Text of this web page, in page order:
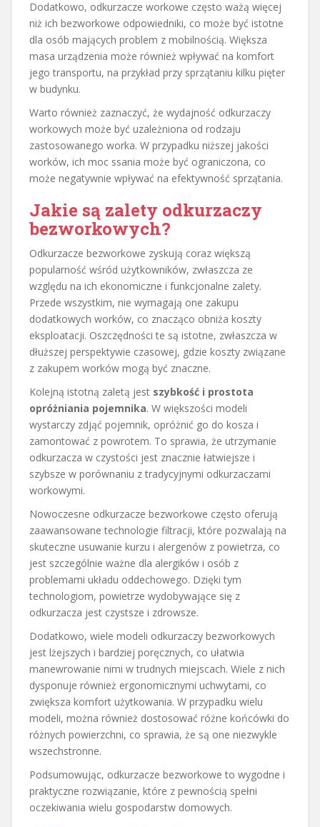
Dodatkowo, odkurzacze workowe często ważą więcej
niż ich bezworkowe odpowiedniki, co może być istotne
dla osób mających problem z mobilnością. Większa
masa urządzenia może również wpływać na komfort
jego transportu, na przykład przy sprzątaniu kilku pięter
w budynku.
Warto również zaznaczyć, że wydajność odkurzaczy
workowych może być uzależniona od rodzaju
zastosowanego worka. W przypadku niższej jakości
worków, ich moc ssania może być ograniczona, co
może negatywnie wpływać na efektywność sprzątania.
Jakie są zalety odkurzaczy
bezworkowych?
Odkurzacze bezworkowe zyskują coraz większą
popularność wśród użytkowników, zwłaszcza ze
względu na ich ekonomiczne i funkcjonalne zalety.
Przede wszystkim, nie wymagają one zakupu
dodatkowych worków, co znacząco obniża koszty
eksploatacji. Oszczędności te są istotne, zwłaszcza w
dłuższej perspektywie czasowej, gdzie koszty związane
z zakupem worków mogą być znaczne.
Kolejną istotną zaletą jest szybkość i prostota
opróżniania pojemnika. W większości modeli
wystarczy zdjąć pojemnik, opróżnić go do kosza i
zamontować z powrotem. To sprawia, że utrzymanie
odkurzacza w czystości jest znacznie łatwiejsze i
szybsze w porównaniu z tradycyjnymi odkurzaczami
workowymi.
Nowoczesne odkurzacze bezworkowe często oferują
zaawansowane technologie filtracji, które pozwalają na
skuteczne usuwanie kurzu i alergenów z powietrza, co
jest szczególnie ważne dla alergików i osób z
problemami układu oddechowego. Dzięki tym
technologiom, powietrze wydobywające się z
odkurzacza jest czystsze i zdrowsze.
Dodatkowo, wiele modeli odkurzaczy bezworkowych
jest lżejszych i bardziej poręcznych, co ułatwia
manewrowanie nimi w trudnych miejscach. Wiele z nich
dysponuje również ergonomicznymi uchwytami, co
zwiększa komfort użytkowania. W przypadku wielu
modeli, można również dostosować różne końcówki do
różnych powierzchni, co sprawia, że są one niezwykle
wszechstronne.
Podsumowując, odkurzacze bezworkowe to wygodne i
praktyczne rozwiązanie, które z pewnością spełni
oczekiwania wielu gospodarstw domowych.